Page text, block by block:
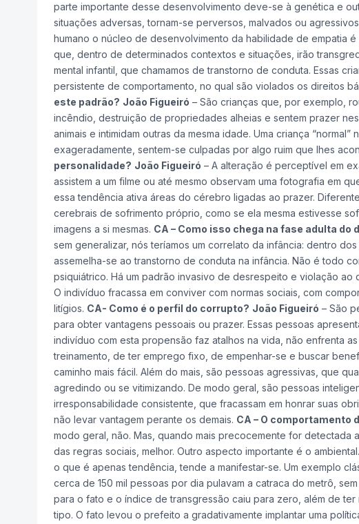
parte importante desse desenvolvimento deve-se à genética e
situações adversas, tornam-se perversos, malvados ou
humano o núcleo de desenvolvimento da habilidade de empatia
que, dentro de determinados contextos e situações, irão
mental infantil, que chamamos de transtorno de conduta. Essas
persistente de comportamento, no qual são violados os direitos
este padrão? João Figueiró – São crianças que, por exemplo,
incêndio, destruição de propriedades alheias e sentem prazer
animais e intimidam outras da mesma idade. Uma criança
exageradamente, sentem-se culpadas por algo ruim que lhes
personalidade? João Figueiró – A alteração é perceptível em
assistem a um filme ou até mesmo observam uma fotografia em
essa tendência ativa áreas do cérebro ligadas ao prazer.
cerebrais de sofrimento próprio, como se ela mesma estivesse
imagens a si mesmas. CA – Como isso chega na fase adulta do
sem generalizar, nós teríamos um correlato da infância: dentro
assemelha-se ao transtorno de conduta na infância. Não é todo
psiquiátrico. Há um padrão invasivo de desrespeito e violação
O indivíduo fracassa em conviver com normas sociais, com
litígios. CA- Como é o perfil do corrupto? João Figueiró – São
para obter vantagens pessoais ou prazer. Essas pessoas
indivíduo com esta propensão faz atalhos na vida, não enfrenta
treinamento, de ter emprego fixo, de empenhar-se e buscar
caminho mais fácil. Além do mais, são pessoas agressivas, que
agredindo ou se vitimizando. De modo geral, são pessoas
irresponsabilidade consistente, que fracassam em honrar suas
não levar vantagem perante os demais. CA – O comportamento
modo geral, não. Mas, quando mais precocemente for
das regras sociais, melhor. Outro aspecto importante é o
o que é apenas tendência, tende a manifestar-se. Um exemplo
cerca de 150 mil pessoas por dia pulavam a catraca do metrô,
para o fato e o índice de transgressão caiu para zero, além de
tipo. O fato levou o prefeito a gradativamente implantar uma